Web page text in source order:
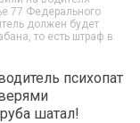
77 Федерального
должен будет
то есть штраф в
психопат
шатал!